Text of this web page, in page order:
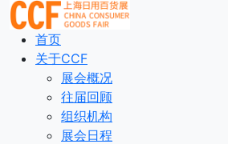
首页
关于CCF
展会概况
往届回顾
组织机构
展会日程